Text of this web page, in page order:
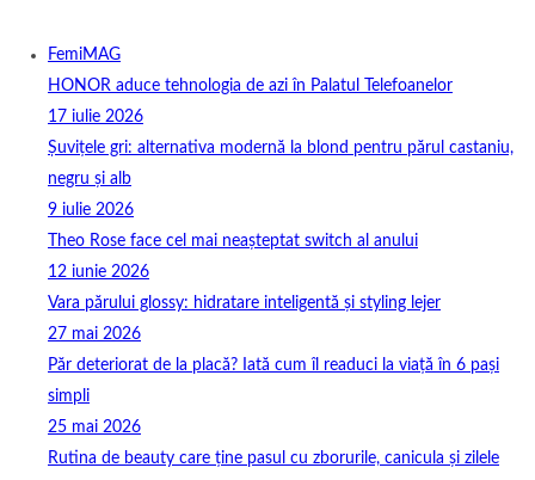
FemiMAG
HONOR aduce tehnologia de azi în Palatul Telefoanelor
17 iulie 2026
Șuvițele gri: alternativa modernă la blond pentru părul castaniu,
negru și alb
9 iulie 2026
Theo Rose face cel mai neașteptat switch al anului
12 iunie 2026
Vara părului glossy: hidratare inteligentă și styling lejer
27 mai 2026
Păr deteriorat de la placă? Iată cum îl readuci la viață în 6 pași
simpli
25 mai 2026
Rutina de beauty care ține pasul cu zborurile, canicula și zilele